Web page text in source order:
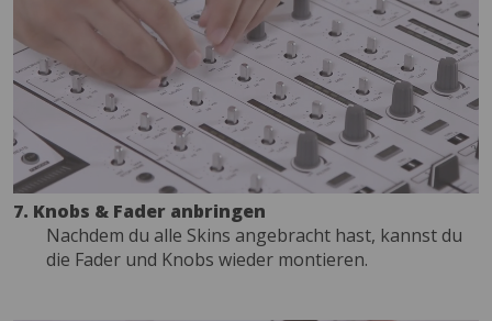
7. Knobs & Fader anbringen
Nachdem du alle Skins angebracht hast, kannst du
die Fader und Knobs wieder montieren.